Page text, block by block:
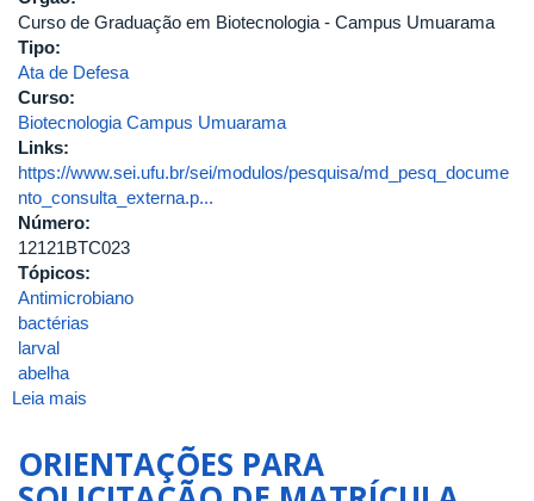
Curso de Graduação em Biotecnologia - Campus Umuarama
Tipo:
Ata de Defesa
Curso:
Biotecnologia Campus Umuarama
Links:
https://www.sei.ufu.br/sei/modulos/pesquisa/md_pesq_docume
nto_consulta_externa.p...
Número:
12121BTC023
Tópicos:
Antimicrobiano
bactérias
larval
abelha
Leia mais
Potencial
ORIENTAÇÕES PARA